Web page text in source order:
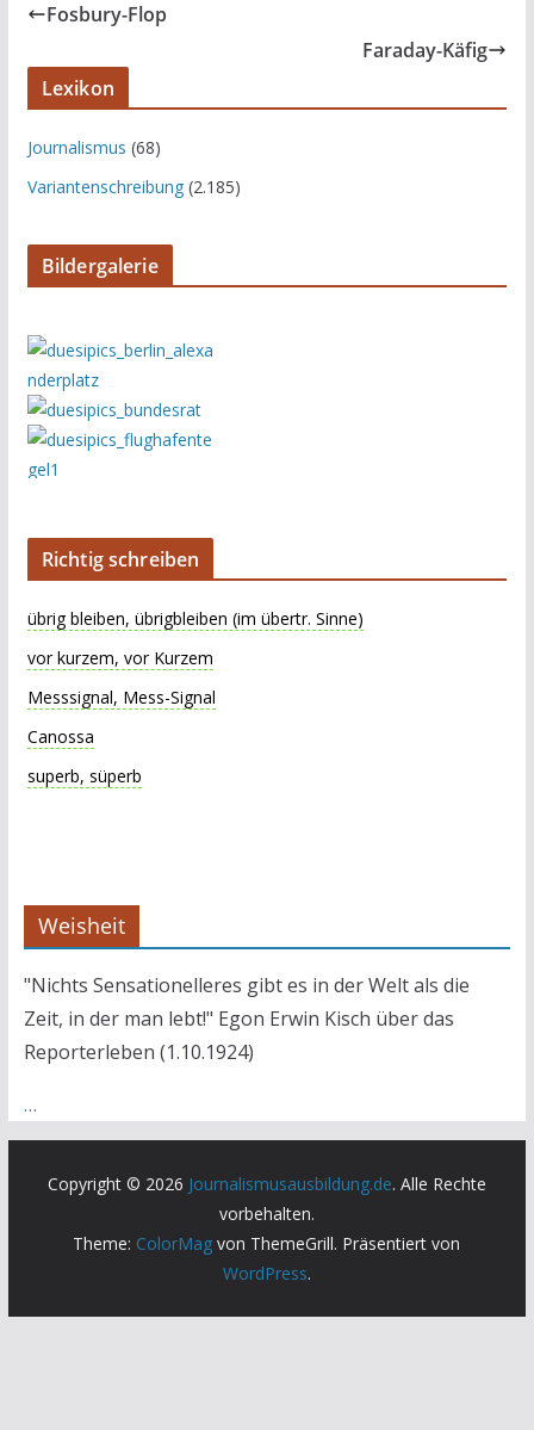
Fosbury-Flop
Faraday-Käfig
Lexikon
Journalismus (68)
Variantenschreibung(2.185)
Bildergalerie
Richtig schreiben
übrig bleiben, übrigbleiben (im übertr. Sinne)
vor kurzem, vor Kurzem
Messsignal, Mess-Signal
Canossa
superb, süperb
Weisheit
"Nichts Sensationelleres gibt es in der Welt als die
Zeit, in der man lebt!" Egon Erwin Kisch über das
Reporterleben (1.10.1924)
…
Copyright © 2026 Journalismusausbildung.de. Alle Rechte
vorbehalten.
Theme: ColorMag von ThemeGrill. Präsentiert von
WordPress.